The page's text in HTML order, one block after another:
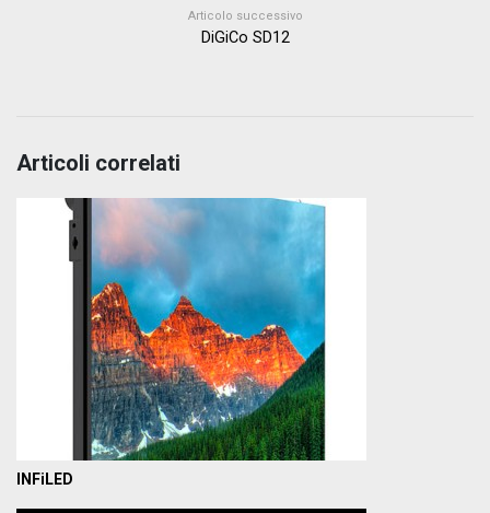
Articolo successivo
DiGiCo SD12
Articoli correlati
INFiLED